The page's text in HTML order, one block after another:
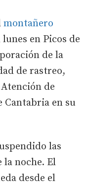
montañero
en Picos de
de la
de rastreo,
de
Cantabria en su
las
la noche. El
desde el